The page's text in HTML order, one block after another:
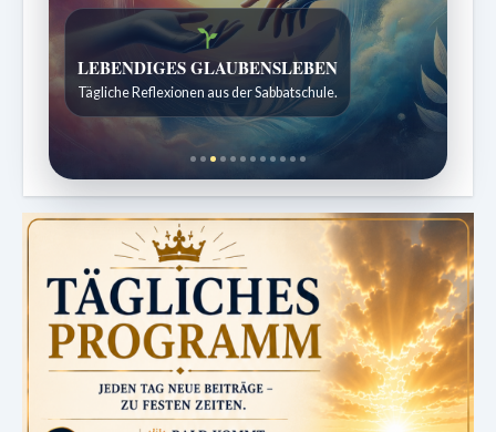
Bibelgeschichten zum Staunen
Kindergeschichten für 7 bis 12 Jahre.